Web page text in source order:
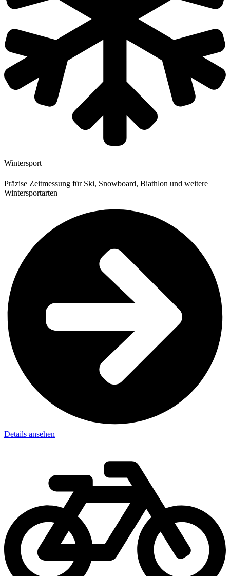
Wintersport
Präzise Zeitmessung für Ski, Snowboard, Biathlon und weitere
Wintersportarten
Details ansehen